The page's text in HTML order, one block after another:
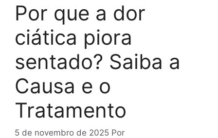
Por que a dor
ciática piora
sentado? Saiba a
Causa e o
Tratamento
5 de novembro de 2025 Por